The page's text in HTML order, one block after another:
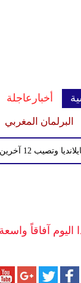
أخبارعاجلة
البرلمان المغربي
مباراة
اليوم آفاقاً